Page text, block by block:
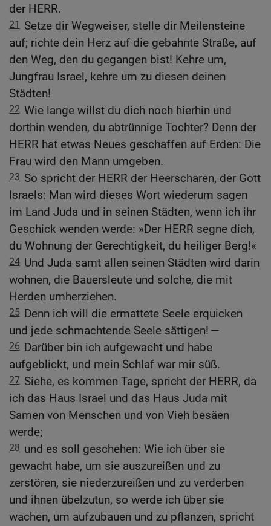
der HERR.
21
Setze dir Wegweiser, stelle dir Meilensteine
auf; richte dein Herz auf die gebahnte Straße, auf
den Weg, den du gegangen bist! Kehre um,
Jungfrau Israel, kehre um zu diesen deinen
Städten!
22 Wie lange willst du dich noch hierhin und
dorthin wenden, du abtrünnige Tochter? Denn der
HERR hat etwas Neues geschaffen auf Erden: Die
Frau wird den Mann umgeben.
23 So spricht der HERR der Heerscharen, der Gott
Israels: Man wird dieses Wort wiederum sagen
im Land Juda und in seinen Städten, wenn ich ihr
Geschick wenden werde: »Der HERR segne dich,
du Wohnung der Gerechtigkeit, du heiliger Berg!«
24 Und Juda samt allen seinen Städten wird darin
wohnen, die Bauersleute und solche, die mit
Herden umherziehen.
25 Denn ich will die ermattete Seele erquicken
und jede schmachtende Seele sättigen! —
26 Darüber bin ich aufgewacht und habe
aufgeblickt, und mein Schlaf war mir süß.
27 Siehe, es kommen Tage, spricht der HERR, da
ich das Haus Israel und das Haus Juda mit
Samen von Menschen und von Vieh besäen
werde;
28 und es soll geschehen: Wie ich über sie
gewacht habe, um sie auszureißen und zu
zerstören, sie niederzureißen und zu verderben
und ihnen übelzutun, so werde ich über sie
wachen, um aufzubauen und zu pflanzen, spricht